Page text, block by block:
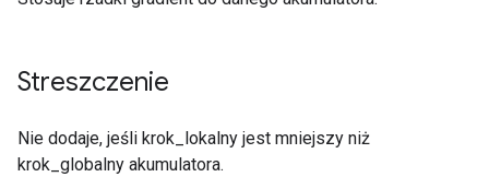
Streszczenie
Nie dodaje, jeśli krok_lokalny jest mniejszy niż
krok_globalny akumulatora.